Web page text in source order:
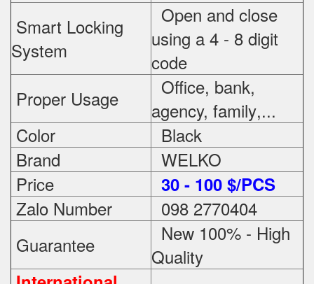
Smart Locking
System
Open and close
using a 4 - 8 digit
code
Proper Usage
Office, bank,
agency, family,...
Color
Black
Brand
WELKO
Price
30 - 100 $/PCS
Zalo Number
098 2770404
Guarantee
New 100% - High
Quality